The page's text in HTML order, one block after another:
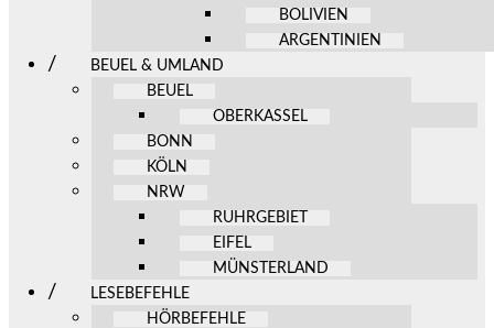
BOLIVIEN
ARGENTINIEN
BEUEL & UMLAND
BEUEL
OBERKASSEL
BONN
KÖLN
NRW
RUHRGEBIET
EIFEL
MÜNSTERLAND
LESEBEFEHLE
HÖRBEFEHLE